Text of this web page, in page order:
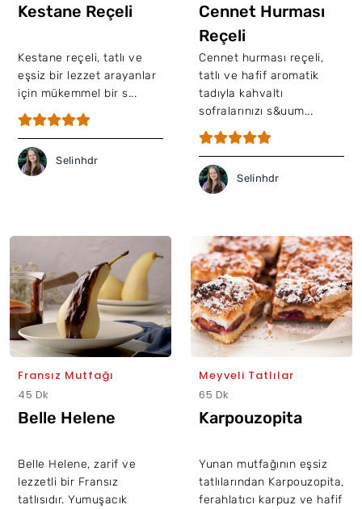
Kestane Reçeli
Kestane reçeli, tatlı ve
eşsiz bir lezzet arayanlar
için mükemmel bir s...
Selinhdr
Cennet Hurması
Reçeli
Cennet hurması reçeli,
tatlı ve hafif aromatik
tadıyla kahvaltı
sofralarınızı s&uum...
Selinhdr
Fransız Mutfağı
45 Dk
Belle Helene
Belle Helene, zarif ve
lezzetli bir Fransız
tatlısıdır. Yumuşacık
Meyveli Tatlılar
65 Dk
Karpouzopita
Yunan mutfağının eşsiz
tatlılarından Karpouzopita,
ferahlatıcı karpuz ve hafif